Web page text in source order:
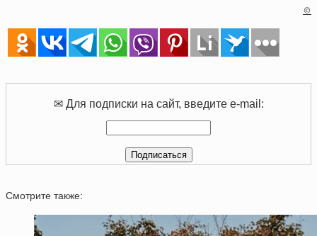
©
✉ Для подписки на сайт, введите e-mail:
Смотрите также: